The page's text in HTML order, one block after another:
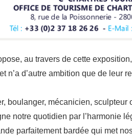
au travers de cette
n’a d’autre ambition que de leur
boulanger, mécanicien, sculpteur
notre quotidien par l’harmonie
parfaitement bardée qui met